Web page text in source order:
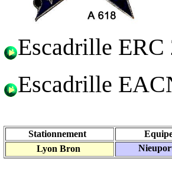
Escadrille ERC
Escadrille
Stationnement
Lyon Bron